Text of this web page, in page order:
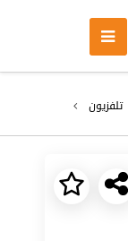
تلفزيون